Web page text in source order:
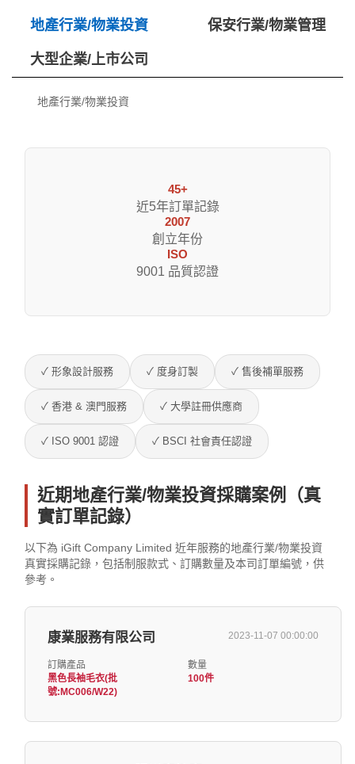
地產行業/物業投資 保安行業/物業管理
大型企業/上市公司
地產行業/物業投資
45+
近5年訂單記錄
2007
創立年份
ISO
9001 品質認證
✓ 形象設計服務 ✓ 度身訂製 ✓ 售後補單服務
✓ 香港 & 澳門服務 ✓ 大學註冊供應商
✓ ISO 9001 認證 ✓ BSCI 社會責任認證
近期地產行業/物業投資採購案例（真
實訂單記錄）
以下為 iGift Company Limited 近年服務的地產行業/物業投資
真實採購記錄，包括制服款式、訂購數量及本司訂單編號，供
參考。
康業服務有限公司 2023-11-07 00:00:00
訂購產品
黑色長袖毛衣(批
號:MC006/W22)
數量
100件